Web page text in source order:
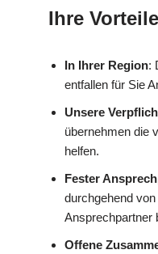
Ihre
In Ihrer Region:
entfallen für Sie
Unsere
übernehmen die
helfen.
Fester
durchgehend
Ansprechpartner
Offene